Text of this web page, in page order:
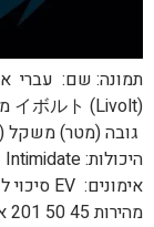
מהירות 45 50 201 איטי […]